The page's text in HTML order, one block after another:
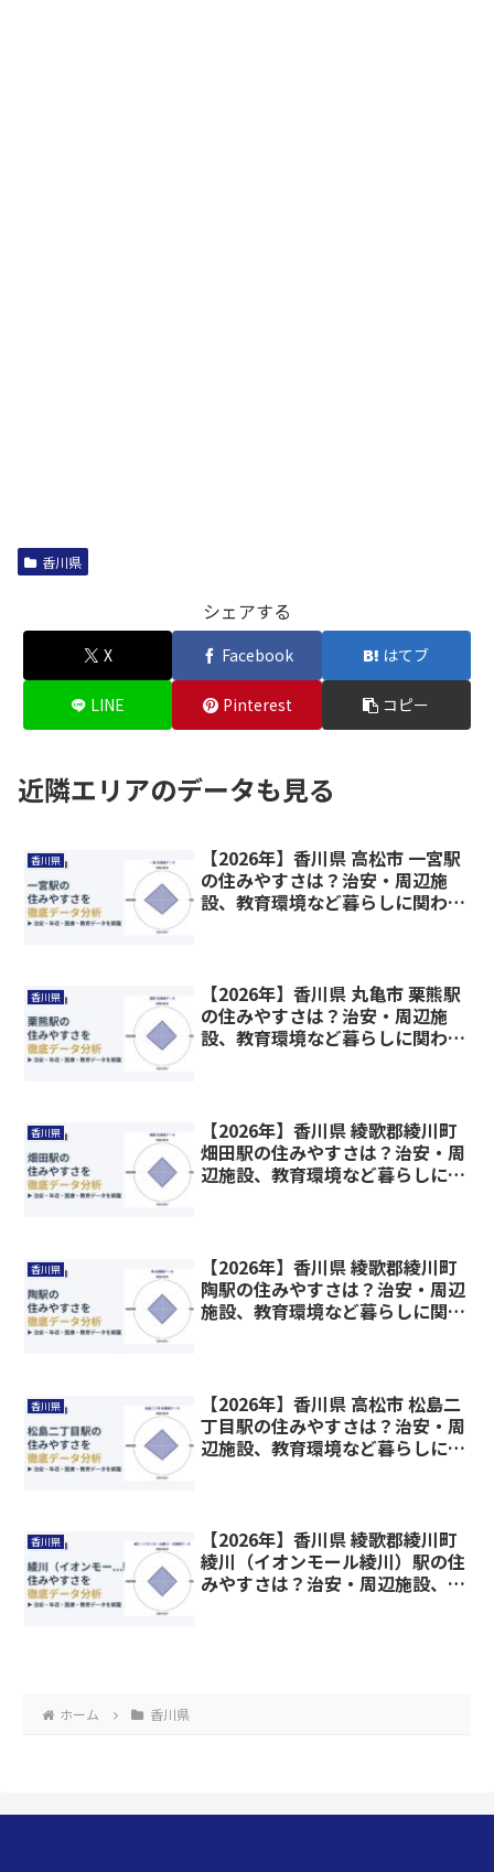
香川県
シェアする
X Facebook はてブ
LINE Pinterest コピー
近隣エリアのデータも見る
香川県
【2026年】香川県 高松市 一宮駅
の住みやすさは？治安・周辺施
設、教育環境など暮らしに関わる
香川県
【2026年】香川県 丸亀市 栗熊駅
の住みやすさは？治安・周辺施
設、教育環境など暮らしに関わる
香川県
【2026年】香川県 綾歌郡綾川町
畑田駅の住みやすさは？治安・周
辺施設、教育環境など暮らしに関
香川県
【2026年】香川県 綾歌郡綾川町
陶駅の住みやすさは？治安・周辺
施設、教育環境など暮らしに関わ
香川県
【2026年】香川県 高松市 松島二
丁目駅の住みやすさは？治安・周
辺施設、教育環境など暮らしに関
香川県
【2026年】香川県 綾歌郡綾川町
綾川（イオンモール綾川）駅の住
みやすさは？治安・周辺施設、教
ホーム 香川県